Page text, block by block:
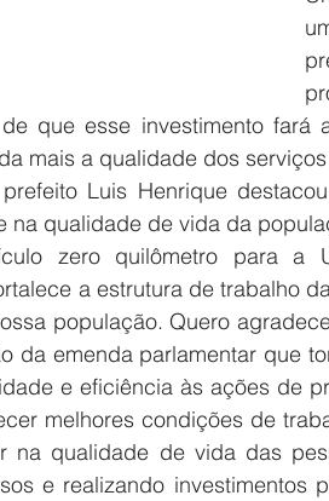
que esse investimento
mais a qualidade dos
Luis Henrique
na qualidade de vida da
zero quilômetro para a
a estrutura de trabalho
população. Quero
da emenda parlamentar que
e eficiência às ações de
melhores condições de
na qualidade de vida das
e realizando investimentos